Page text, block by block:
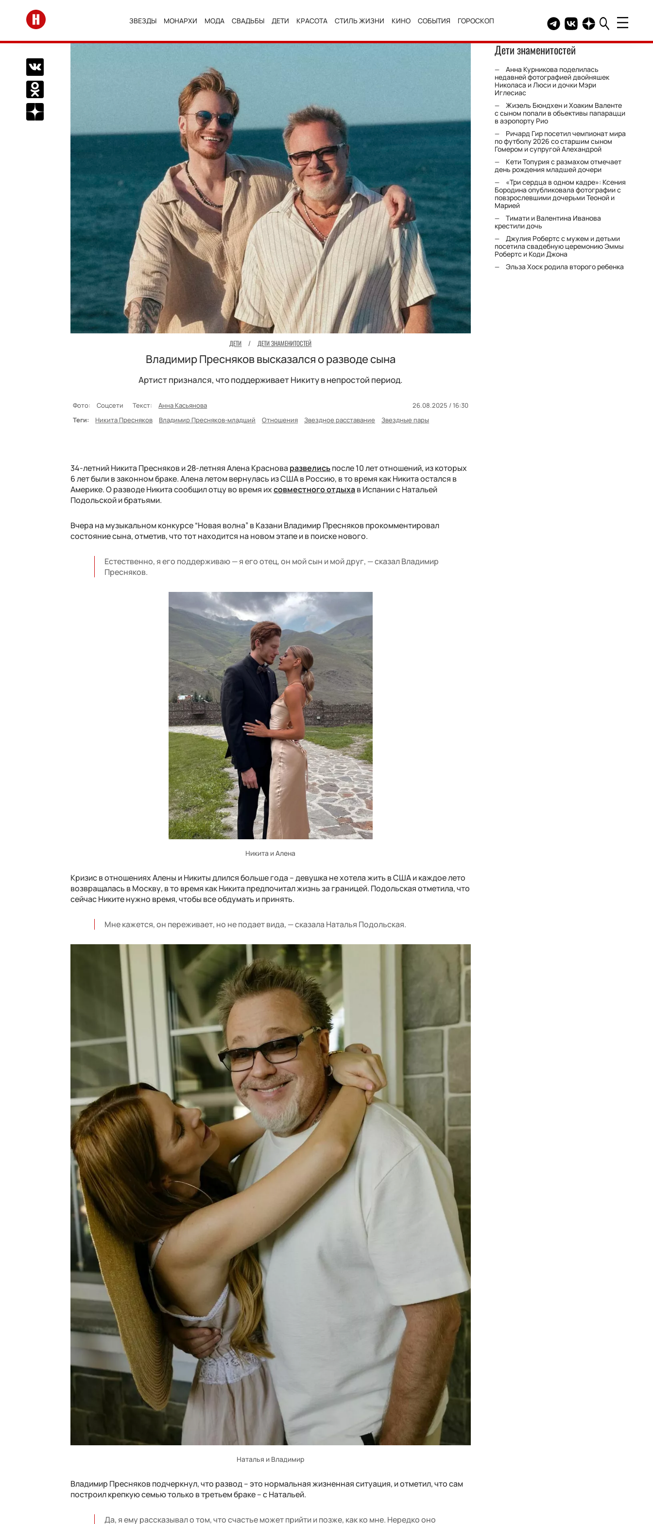
Перейти на главную
ЗВЕЗДЫ МОНАРХИ МОДА СВАДЬБЫ ДЕТИ КРАСОТА СТИЛЬ ЖИЗНИ КИНО СОБЫТИЯ ГОРОСКОП Telegram канал HELLO
Группа HELLO
Канал HELLO в
Поделиться Вконтакте
Поделиться в Одноклассниках
Подписаться на нас в Дзен
ДЕТИ / ДЕТИ ЗНАМЕНИТОСТЕЙ
Владимир Пресняков высказался о разводе сына
Артист признался, что поддерживает Никиту в непростой период.
Фото: Соцсети Текст: Анна Касьянова
26.08.2025 / 16:30
Теги:
Никита Пресняков Владимир Пресняков-младший Отношения Звездное расставание Звездные пары
34-летний Никита Пресняков и 28-летняя Алена Краснова развелисьпосле 10 лет отношений, из которых
6 лет были в законном браке. Алена летом вернулась из США в Россию, в то время как Никита остался в
Америке. О разводе Никита сообщил отцу во время ихсовместного отдыхав Испании с Натальей
Подольской и братьями.
Вчера на музыкальном конкурсе “Новая волна” в Казани Владимир Пресняков прокомментировал
состояние сына, отметив, что тот находится на новом этапе и в поиске нового.
Естественно, я его поддерживаю — я его отец, он мой сын и мой друг, — сказал Владимир
Пресняков.
Никита и Алена
Кризис в отношениях Алены и Никиты длился больше года – девушка не хотела жить в США и каждое лето
возвращалась в Москву, в то время как Никита предпочитал жизнь за границей. Подольская отметила, что
сейчас Никите нужно время, чтобы все обдумать и принять.
Мне кажется, он переживает, но не подает вида, — сказала Наталья Подольская.
Наталья и Владимир
Владимир Пресняков подчеркнул, что развод – это нормальная жизненная ситуация, и отметил, что сам
построил крепкую семью только в третьем браке – с Натальей.
Да, я ему рассказывал о том, что счастье может прийти и позже, как ко мне. Нередко оно
Дети знаменитостей
Анна Курникова поделилась
недавней фотографией двойняшек
Николаса и Люси и дочки Мэри
Иглесиас
Жизель Бюндхен и Хоаким Валенте
с сыном попали в объективы папарацци
в аэропорту Рио
Ричард Гир посетил чемпионат мира
по футболу 2026 со старшим сыном
Гомером и супругой Алехандрой
Кети Топурия с размахом отмечает
день рождения младшей дочери
«Три сердца в одном кадре»: Ксения
Бородина опубликовала фотографии с
повзрослевшими дочерьми Теоной и
Марией
Тимати и Валентина Иванова
крестили дочь
Джулия Робертс с мужем и детьми
посетила свадебную церемонию Эммы
Робертс и Коди Джона
Эльза Хоск родила второго ребенка